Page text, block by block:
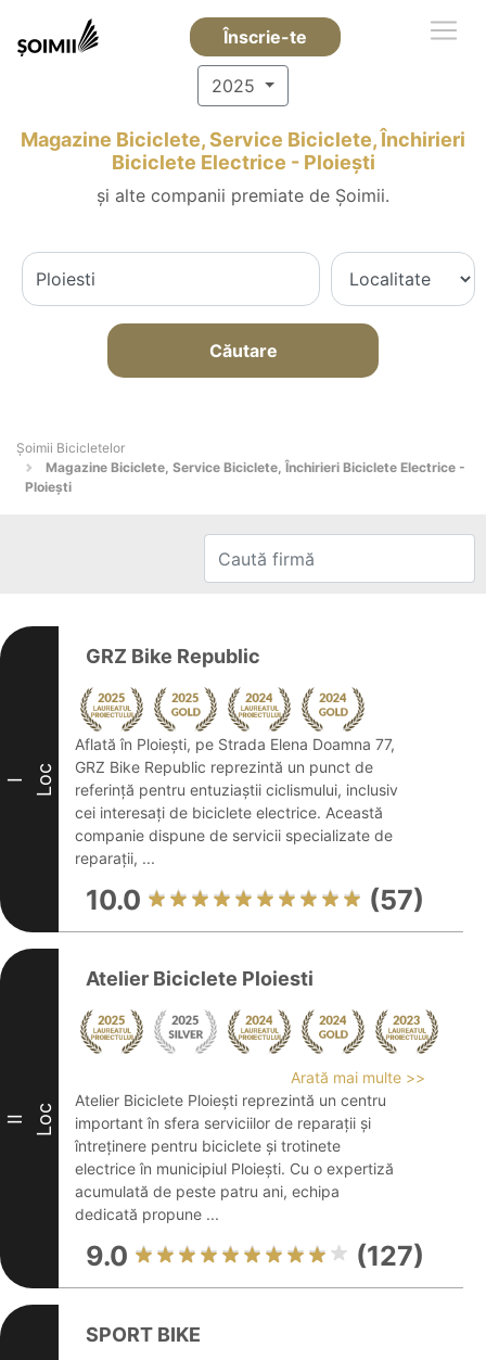
Înscrie-te
2025
Magazine Biciclete, Service Biciclete, Închirieri
Biciclete Electrice - Ploieşti
și alte companii premiate de Șoimii.
Căutare
Șoimii Bicicletelor
Magazine Biciclete, Service Biciclete, Închirieri Biciclete Electrice -
Ploieşti
I Loc
GRZ Bike Republic
Aflată în Ploiești, pe Strada Elena Doamna 77,
GRZ Bike Republic reprezintă un punct de
referință pentru entuziaștii ciclismului, inclusiv
cei interesați de biciclete electrice. Această
companie dispune de servicii specializate de
reparații, ...
10.0 (57)
II Loc
Atelier Biciclete Ploiesti
Arată mai multe >>
Atelier Biciclete Ploiești reprezintă un centru
important în sfera serviciilor de reparații și
întreținere pentru biciclete și trotinete
electrice în municipiul Ploiești. Cu o expertiză
acumulată de peste patru ani, echipa
dedicată propune ...
9.0 (127)
SPORT BIKE